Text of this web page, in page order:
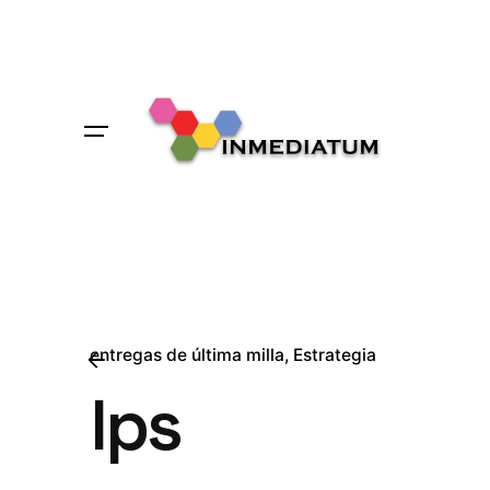
entregas de última milla Estrategia
lps